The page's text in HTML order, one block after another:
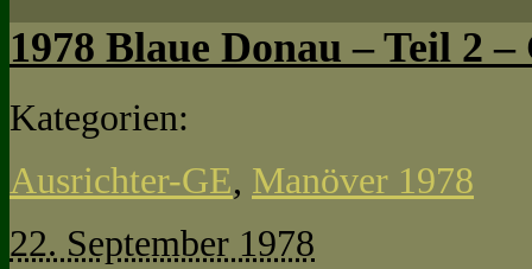
1978 Blaue Donau – Teil 2
Kategorien:
Ausrichter-GE, Manöver 1978
22. September 1978